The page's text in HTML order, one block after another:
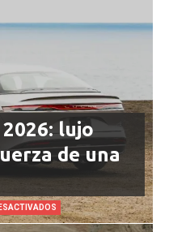
lujo
de una